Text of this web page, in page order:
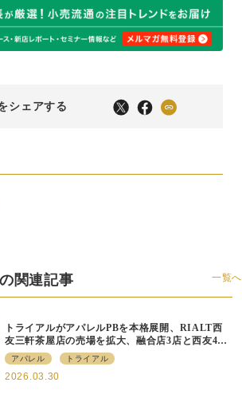
シェアする
関連記事 一覧へ
トライアルがアパレルPBを本格展開、RIALT西
友三軒茶屋店の売場を拡大、融合店3店と西友40
店にも商品導入へ
アパレル トライアル
2026.03.30